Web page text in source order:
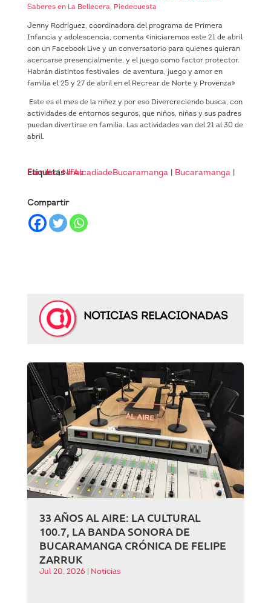
Saberes en La Bellecera, Piedecuesta
Jenny Rodríguez, coordinadora del programa de Primera
Infancia y adolescencia, comenta «iniciaremos este 21 de abril
con un Facebook Live y un conversatorio para quienes quieran
acercarse presencialmente, y el juego como factor protector.
Habrán distintos festivales de aventura, juego y amor en
familia el 25 y 27 de abril en el Recrear de Norte y Provenza»
Este es el mes de la niñez y por eso Divercreciendo busca, con
actividades de entornos seguros, que niños, niñas y sus padres
puedan divertirse en familia. Las actividades van del 21 al 30 de
abril.
Etiquetas#AlcadíadeBucaramanga| Bucaramanga|
Familia|Niñez
Compartir
NOTICIAS RELACIONADAS
33 AÑOS AL AIRE: LA CULTURAL
100.7, LA BANDA SONORA DE
BUCARAMANGA CRÓNICA DE FELIPE
ZARRUK
Jul 20, 2026 Noticias